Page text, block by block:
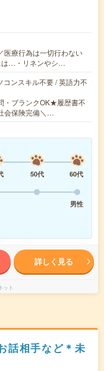
医療行為は一切行わない
は…・リネンやシ…
コンスキル不要 / 英語力不
・ブランクOK★履歴書不
会保険完備＼…
50代
60代
男性
詳しく見る
ット
話相手など＊未